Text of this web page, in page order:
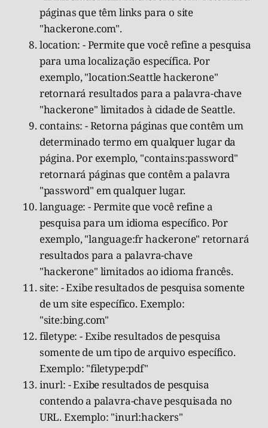
páginas que têm links para o site
"hackerone.com".
location: - Permite que você refine a pesquisa
para uma localização específica. Por
exemplo, "location:Seattle hackerone"
retornará resultados para a palavra-chave
"hackerone" limitados à cidade de Seattle.
contains: - Retorna páginas que contêm um
determinado termo em qualquer lugar da
página. Por exemplo, "contains:password"
retornará páginas que contêm a palavra
"password" em qualquer lugar.
language: - Permite que você refine a
pesquisa para um idioma específico. Por
exemplo, "language:fr hackerone" retornará
resultados para a palavra-chave
"hackerone" limitados ao idioma francês.
site: - Exibe resultados de pesquisa somente
de um site específico. Exemplo:
"site:bing.com"
filetype: - Exibe resultados de pesquisa
somente de um tipo de arquivo específico.
Exemplo: "filetype:pdf"
inurl: - Exibe resultados de pesquisa
contendo a palavra-chave pesquisada no
URL. Exemplo: "inurl:hackers"